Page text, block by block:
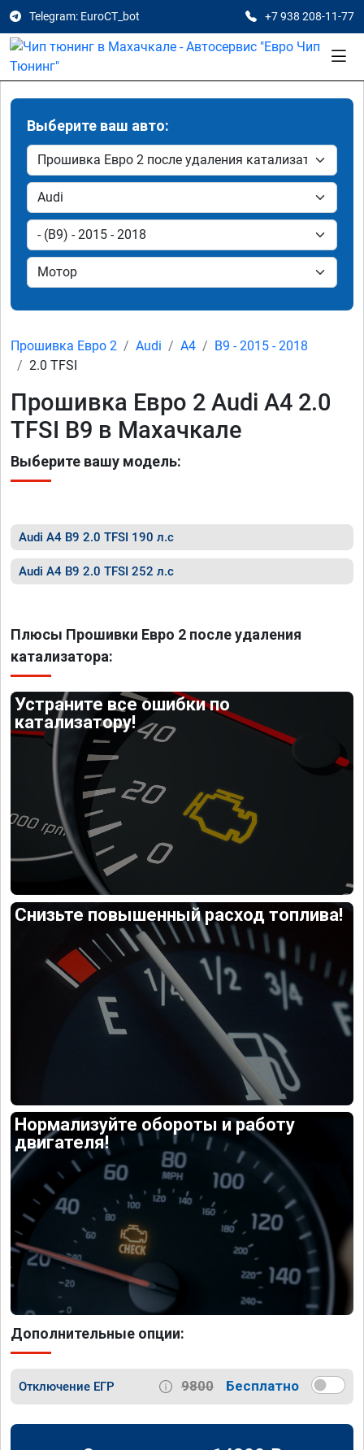
Telegram: EuroCT_bot +7 938 208-11-77
Выберите ваш авто:
Прошивка Евро 2 Audi A4
B9 - 2015 - 2018
2.0 TFSI
Прошивка Евро 2 Audi A4 2.0
TFSI B9 в Махачкале
Выберите вашу модель:
Audi A4 B9 2.0 TFSI 190 л.с
Audi A4 B9 2.0 TFSI 252 л.с
Плюсы Прошивки Евро 2 после удаления
катализатора:
Устраните все ошибки по
катализатору!
Снизьте повышенный расход топлива!
Нормализуйте обороты и работу
двигателя!
Дополнительные опции:
Отключение ЕГР 9800 Бесплатно